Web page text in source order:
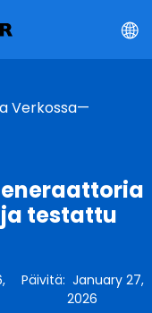
Verkossa—
testattu
Päivitä: January 27,
2026